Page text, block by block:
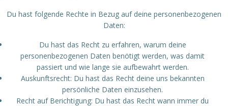
Du hast folgende Rechte in Bezug auf deine personenbezogenen
Daten:
Du hast das Recht zu erfahren, warum deine
personenbezogenen Daten benötigt werden, was damit
passiert und wie lange sie aufbewahrt werden.
Auskunftsrecht: Du hast das Recht deine uns bekannten
persönliche Daten einzusehen.
Recht auf Berichtigung: Du hast das Recht wann immer du